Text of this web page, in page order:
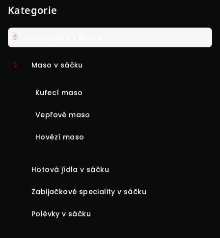
Kategorie
Maso v sáčku
Kuřecí maso
Vepřové maso
Hovězí maso
Hotová jídla v sáčku
Zabijačkové speciality v sáčku
Polévky v sáčku